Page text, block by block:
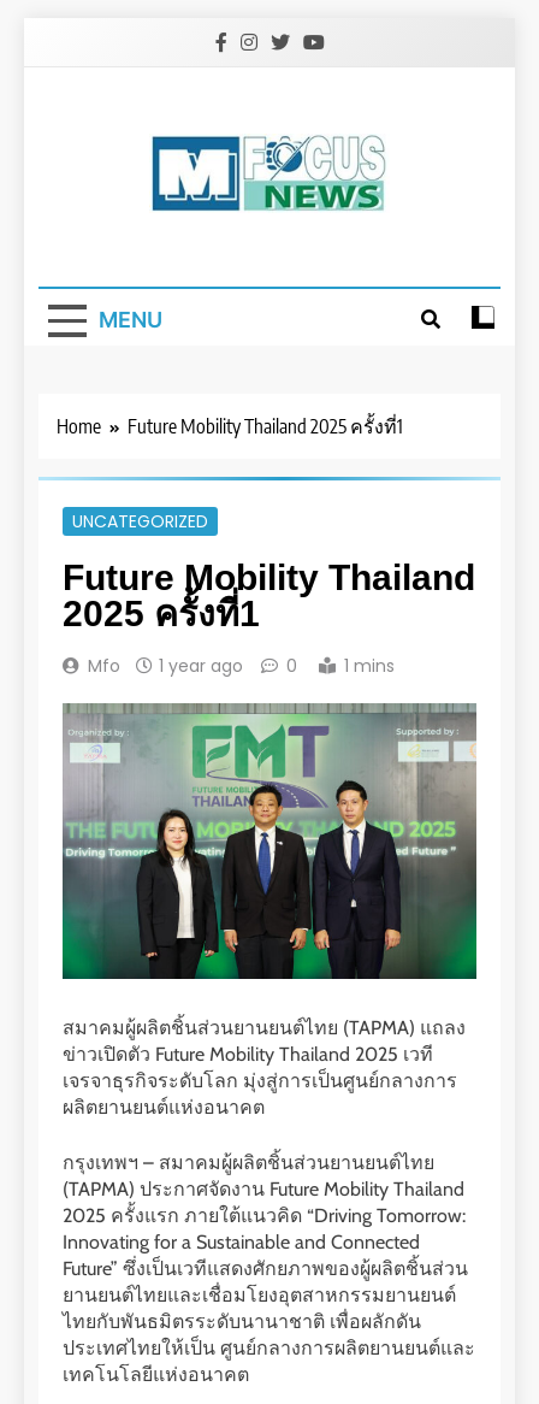
MENU
Home Future Mobility Thailand 2025 ครั้งที่1
UNCATEGORIZED
Future Mobility Thailand
2025 ครั้งที่1
Mfo 1 year ago 0 1 mins
สมาคมผู้ผลิตชิ้นส่วนยานยนต์ไทย (TAPMA) แถลง
ข่าวเปิดตัว Future Mobility Thailand 2025 เวที
เจรจาธุรกิจระดับโลก มุ่งสู่การเป็นศูนย์กลางการ
ผลิตยานยนต์แห่งอนาคต
กรุงเทพฯ – สมาคมผู้ผลิตชิ้นส่วนยานยนต์ไทย
(TAPMA) ประกาศจัดงาน Future Mobility Thailand
2025 ครั้งแรก ภายใต้แนวคิด “Driving Tomorrow:
Innovating for a Sustainable and Connected
Future” ซึ่งเป็นเวทีแสดงศักยภาพของผู้ผลิตชิ้นส่วน
ยานยนต์ไทยและเชื่อมโยงอุตสาหกรรมยานยนต์
ไทยกับพันธมิตรระดับนานาชาติ เพื่อผลักดัน
ประเทศไทยให้เป็น ศูนย์กลางการผลิตยานยนต์และ
เทคโนโลยีแห่งอนาคต